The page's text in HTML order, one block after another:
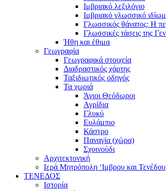
Ιμβριακό λεξιλόγιο
Ιμβριακό γλωσσικό
Γλωσσικός θάνατος: Η
Γλωσσικές τάσεις της
Ήθη και έθιμα
Γεωγραφία
Γεωγραφικά στοιχεία
Διαδραστικός χάρτης
Ταξιδιωτικός οδηγός
Τα χωριά
Άγιοι Θεόδωροι
Αγρίδια
Γλυκύ
Ευλάμπιο
Κάστρο
Παναγία (χώρα)
Σχοινούδι
Αρχιτεκτονική
Ιερά Μητρόπολη ‘Ιμβρου και Τενέδου
ΤΕΝΕΔΟΣ
Ιστορία